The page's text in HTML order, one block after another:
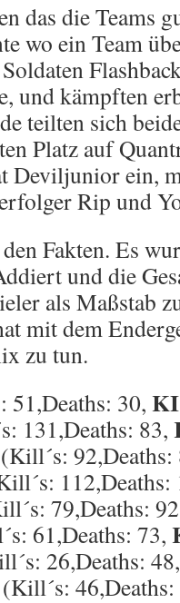
das die Teams
wo ein Team
und kämpften
teilten sich
Platz auf
Deviljunior ein,
Rip und
Fakten. Es
und die
als Maßstab
mit dem
zu tun.
51,Deaths: 30,
131,Deaths: 83,
79,Deaths:
61,Deaths: 73,
26,Deaths: